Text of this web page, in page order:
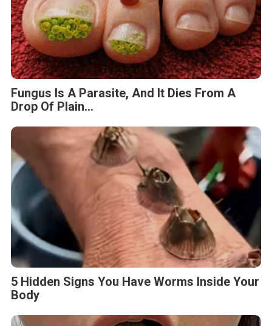
Fungus Is A Parasite, And It Dies From A
Drop Of Plain...
5 Hidden Signs You Have Worms Inside Your
Body